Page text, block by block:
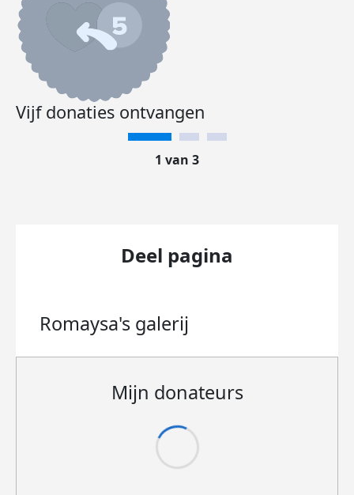
Vijf donaties ontvangen
1 van 3
Deel pagina
Romaysa's galerij
Mijn donateurs